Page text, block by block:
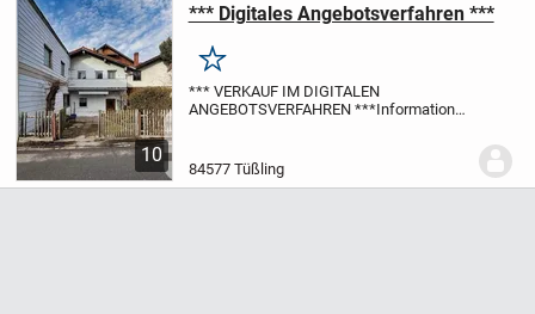
10
*** Digitales Angebotsverfahren ***
Merken
*** VERKAUF IM DIGITALEN
ANGEBOTSVERFAHREN ***Informationen
Objektunterlagen.
Aufbau des 1....
84577 Tüßling